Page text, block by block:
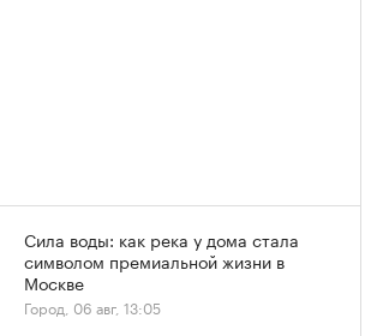
Сила воды: как река у дома стала
символом премиальной жизни в
Москве
Город, 06 авг, 13:05